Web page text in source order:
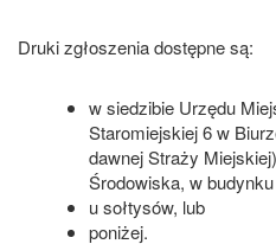
Druki zgłoszenia dostępne są:
w siedzibie Urzędu
Staromiejskiej 6 w
dawnej Straży
Środowiska, w
u sołtysów, lub
poniżej.